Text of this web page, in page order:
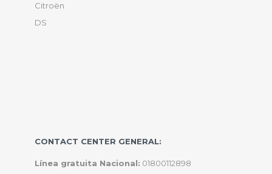
Citroën
DS
CONTACT CENTER GENERAL:
Línea gratuita Nacional: 01800112898